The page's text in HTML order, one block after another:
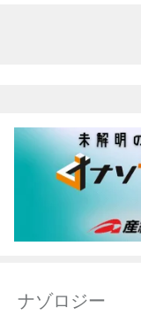
ナゾロジー